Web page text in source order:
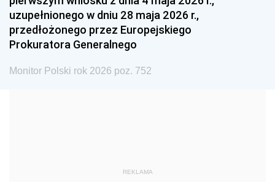
1981 1980 1979
1978 1977
1975 1974
1959
uzupełnionego w dniu 28 maja 2026 r.,
przedłożonego przez Europejskiego
Prokuratora Generalnego
Monitor Polski rok 2026 poz. 752
REKLAMA